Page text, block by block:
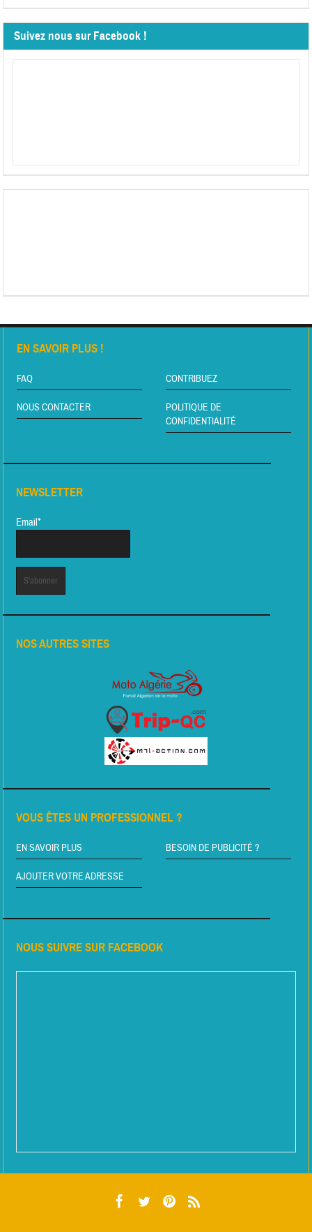
Suivez nous sur Facebook !
EN SAVOIR PLUS !
FAQ CONTRIBUEZ
NOUS CONTACTER
POLITIQUE DE
CONFIDENTIALITÉ
NEWSLETTER
Email*
NOS AUTRES SITES
VOUS ÊTES UN PROFESSIONNEL ?
EN SAVOIR PLUS BESOIN DE PUBLICITÉ ?
AJOUTER VOTRE ADRESSE
NOUS SUIVRE SUR FACEBOOK